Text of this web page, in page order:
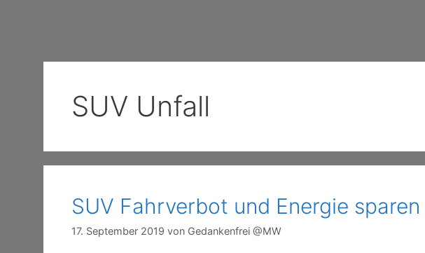
SUV Unfall
SUV Fahrverbot und Energie sparen
17. September 2019 von Gedankenfrei @MW